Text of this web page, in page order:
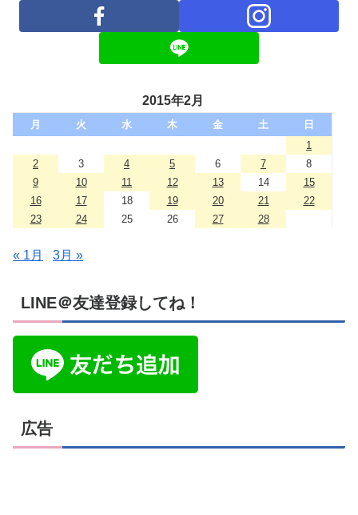
2015年2月
月 火 水 木 金 土
日
1
2
3 4 5 6 7
8
9
10 11 12 13 14
15
16
17 18 19 20 21
22
23
24 25 26 27 28
« 1月 3月 »
LINE＠友達登録してね！
広告